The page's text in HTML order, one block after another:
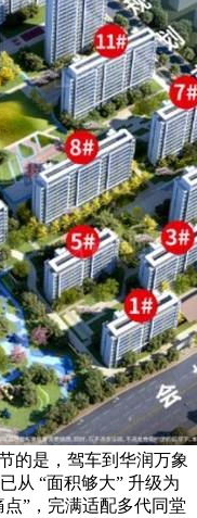
的是，驾车到华润万象
从 “面积够大” 升级为
”，完满适配多代同堂